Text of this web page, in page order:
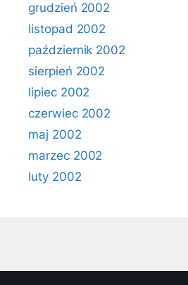
grudzień 2002
listopad 2002
październik 2002
sierpień 2002
lipiec 2002
czerwiec 2002
maj 2002
marzec 2002
luty 2002